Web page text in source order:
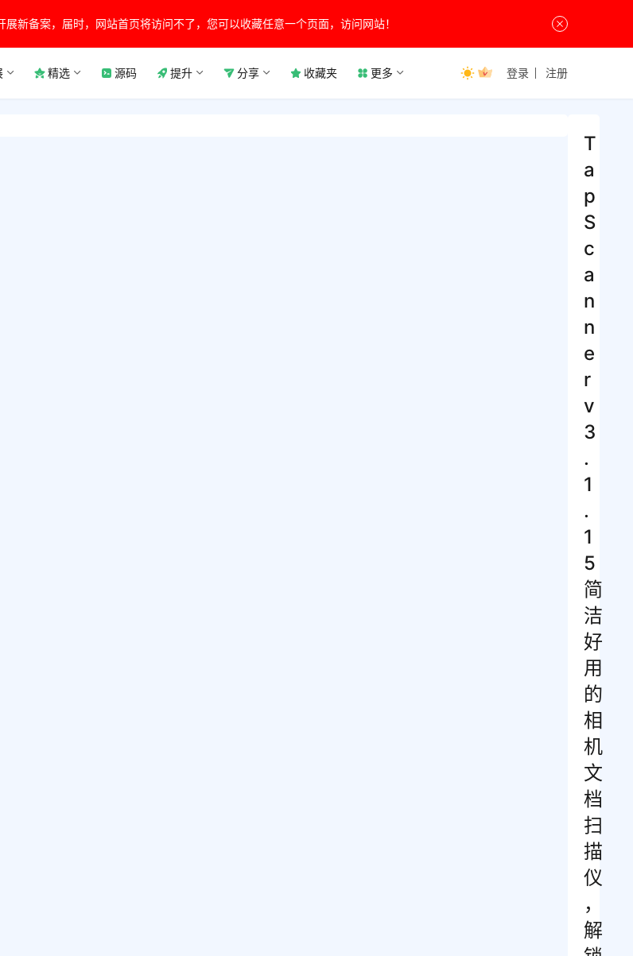
新备案，届时，网站首页将访问不了，您可以收藏任意一个页面，访问网站！
精选 源码 提升 分享 收藏夹 更多 登录 注册
T
a
p
S
c
a
n
n
e
r
v
3
.
1
.
1
5
简
洁
好
用
的
相
机
文
档
扫
描
仪
，
解